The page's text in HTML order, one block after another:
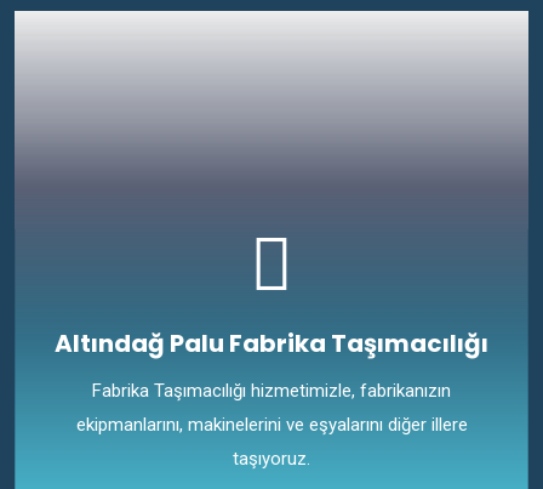
Altındağ Palu Fabrika Taşımacılığı
Fabrika Taşımacılığı hizmetimizle, fabrikanızın
ekipmanlarını, makinelerini ve eşyalarını diğer illere
taşıyoruz.